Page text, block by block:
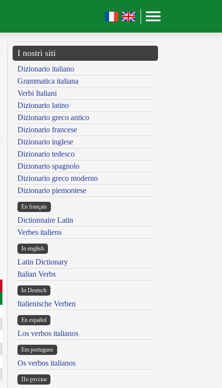
I nostri siti
Dizionario italiano
Grammatica italiana
Verbi Italiani
Dizionario latino
Dizionario greco antico
Dizionario francese
Dizionario inglese
Dizionario tedesco
Dizionario spagnolo
Dizionario greco moderno
Dizionario piemontese
En français
Dictionnaire Latin
Verbes italiens
In english
Latin Dictionary
Italian Verbs
In Deutsch
Italienische Verben
En español
Los verbos italianos
Em portugues
Os verbos italianos
По русски